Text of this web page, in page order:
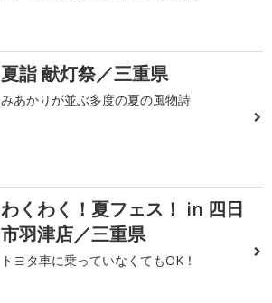
夏詣 献灯祭／三重県
みあかりが並ぶ多度の夏の風物詩
わくわく！夏フェス！ in 四日
市羽津店／三重県
トヨタ車に乗っていなくてもOK！